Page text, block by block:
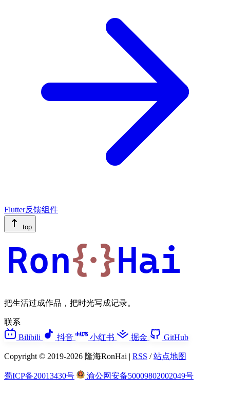
Flutter反馈组件
top
Ron{·}Hai
把生活过成作品，把时光写成记录。
联系
Bilibili
抖音 小红书 掘金 GitHub
Copyright © 2019-2026 隆海RonHai | RSS /站点地图
蜀ICP备20013430号 渝公网安备50009802002049号